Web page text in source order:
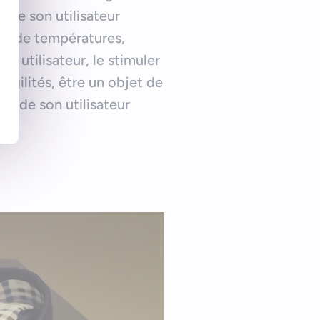
de son utilisateur
de températures,
utilisateur, le stimuler
être un objet de
de son utilisateur